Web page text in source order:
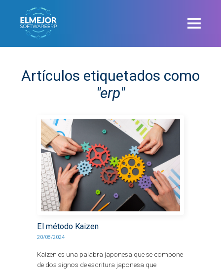
Artículos etiquetados como
"erp"
El método Kaizen
20/08/2024
Kaizen es una palabra japonesa que se compone
de dos signos de escritura japonesa que